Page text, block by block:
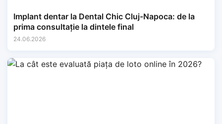
Implant dentar la Dental Chic Cluj-Napoca: de la
prima consultație la dintele final
24.06.2026